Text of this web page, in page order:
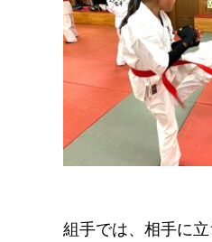
組手では、相手に